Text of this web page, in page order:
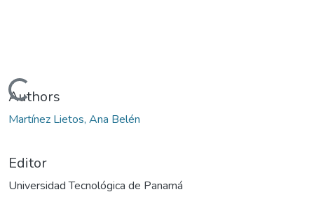
Cargando...
Authors
Martínez Lietos, Ana Belén
Editor
Universidad Tecnológica de Panamá